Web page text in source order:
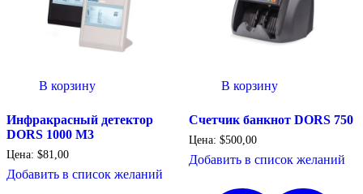
В корзину
Инфракрасный детектор
DORS 1000 М3
Цена: $81,00
Добавить в список желаний
В корзину
Счетчик банкнот DORS 750
Цена: $500,00
Добавить в список желаний